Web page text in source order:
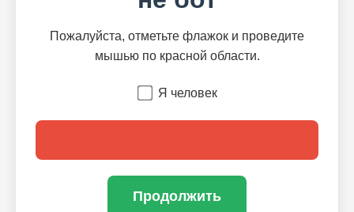
Пожалуйста, отметьте флажок и проведите
мышью по красной области.
Я человек
Продолжить